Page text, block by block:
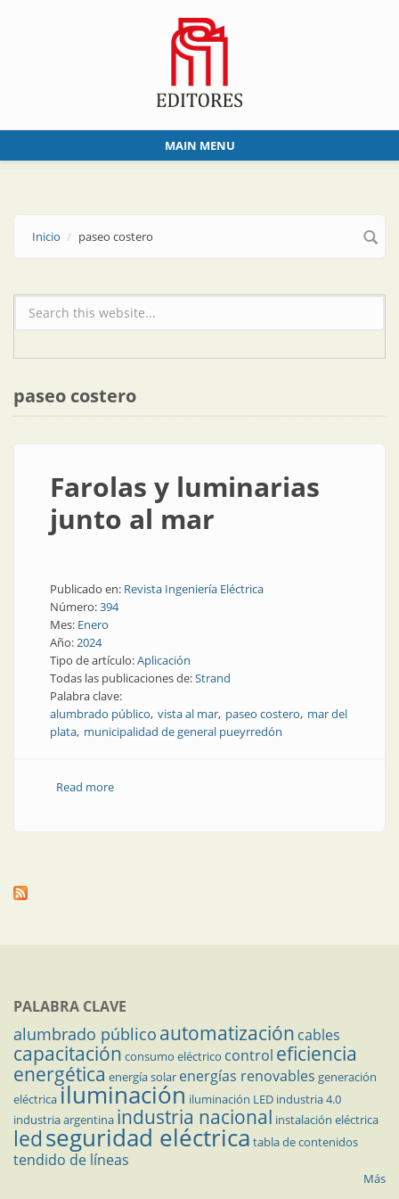
MAIN MENU
Inicio paseo costero
Formulario de búsqueda
paseo costero
Farolas y luminarias
junto al mar
Publicado en: Revista Ingeniería Eléctrica
Número:394
Mes: Enero
Año:2024
Tipo de artículo:Aplicación
Todas las publicaciones de:Strand
Palabra clave:
alumbrado público vista al mar paseo costero mar del
plata municipalidad de general pueyrredón
Read moreabout Farolas y luminarias junto al mar
PALABRA CLAVE
alumbrado público automatización cables
capacitación consumo eléctrico control eficiencia
energética energía solar energías renovables generación
eléctricailuminación iluminación LED industria 4.0
industria argentina industria nacional instalación eléctrica
ledseguridad eléctrica tabla de contenidos
tendido de líneas
Más